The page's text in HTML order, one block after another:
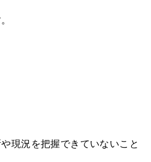
現況を把握できていないこと